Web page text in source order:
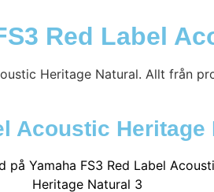
Red Label
Heritage Natural. Allt från
Acoustic Heritage